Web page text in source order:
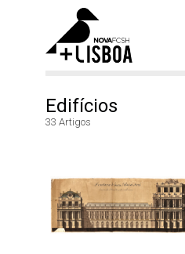
Edifícios
33 Artigos